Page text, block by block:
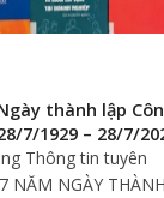
thành lập
7/1929 – 28/7/
Thông tin tuyên
NĂM NGÀY THÀNH